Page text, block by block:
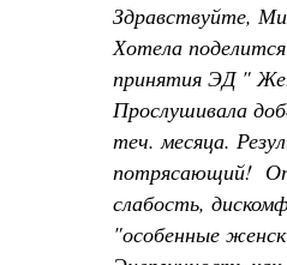
Здравствуйте,
Хотела
принятия ЭД "
Прослушивала
теч. месяца.
потрясающий!
слабость,
"особенные